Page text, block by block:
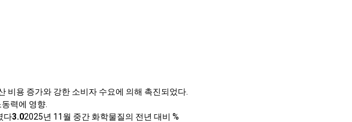
비용 증가와 강한 소비자 수요에 의해 촉진되었다.
력에 영향.
다3.02025년 11월 중간 화학물질의 전년 대비 %